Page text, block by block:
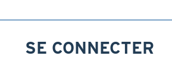
SE CONNECTER